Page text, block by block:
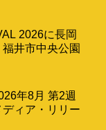
2026に長岡
井市中央公園
年8月 第2週
ィア・リリー